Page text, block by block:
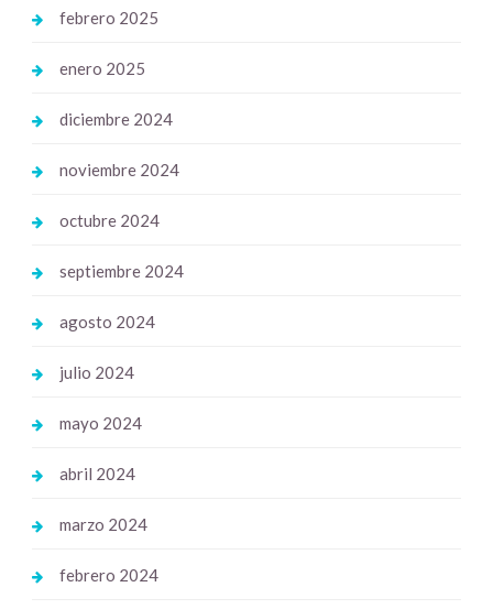
febrero 2025
enero 2025
diciembre 2024
noviembre 2024
octubre 2024
septiembre 2024
agosto 2024
julio 2024
mayo 2024
abril 2024
marzo 2024
febrero 2024